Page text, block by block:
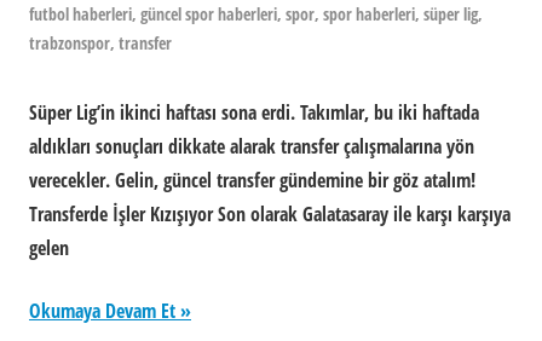
futbol haberleri, güncel spor haberleri, spor, spor haberleri, süper lig,
trabzonspor, transfer
Süper Lig’in ikinci haftası sona erdi. Takımlar, bu iki haftada
aldıkları sonuçları dikkate alarak transfer çalışmalarına yön
verecekler. Gelin, güncel transfer gündemine bir göz atalım!
Transferde İşler Kızışıyor Son olarak Galatasaray ile karşı karşıya
gelen
Okumaya Devam Et